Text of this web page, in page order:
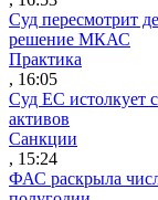
Суд пересмотрит
решение МКАС
Практика
, 16:05
Суд ЕС истолкует
активов
Санкции
, 15:24
ФАС раскрыла